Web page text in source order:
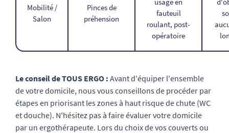
Mobilité /
Salon
Pinces de
préhension
fauteuil
roulant, post-
opératoire
Le conseil de TOUS ERGO : Avant d'équiper l'ensemble
de votre domicile, nous vous conseillons de procéder par
étapes en priorisant les zones à haut risque de chute (WC
et douche). N'hésitez pas à faire évaluer votre domicile
par un ergothérapeute. Lors du choix de vos couverts ou